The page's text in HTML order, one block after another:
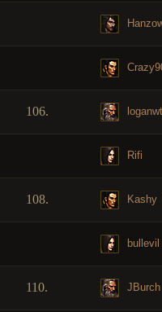
106. loganwt
Rifi
108. Kashy
bullevil
110. JBurch